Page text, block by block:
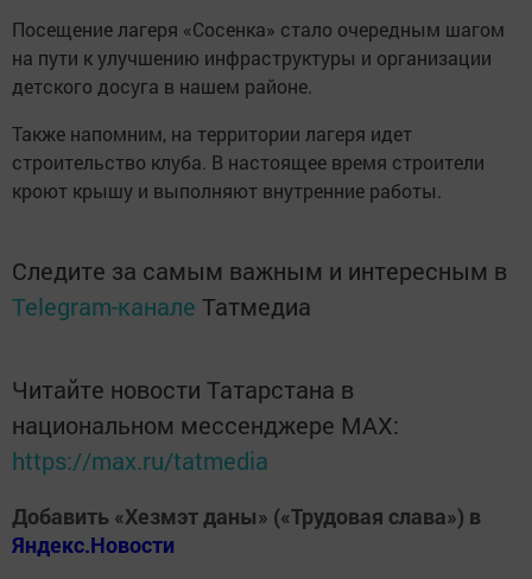
Посещение лагеря «Сосенка» стало очередным шагом
на пути к улучшению инфраструктуры и организации
детского досуга в нашем районе.
Также напомним, на территории лагеря идет
строительство клуба. В настоящее время строители
кроют крышу и выполняют внутренние работы.
Следите за самым важным и интересным в
Telegram-канале Татмедиа
Читайте новости Татарстана в
национальном мессенджере MАХ:
https://max.ru/tatmedia
Добавить «Хезмэт даны» («Трудовая слава») в
Яндекс.Новости